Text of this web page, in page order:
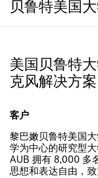
贝鲁特美国
美国贝鲁特
克风解决方案
客户
黎巴嫩贝鲁特美国
学为中心的研究型
AUB 拥有 8,000 多
思想和表达自由，